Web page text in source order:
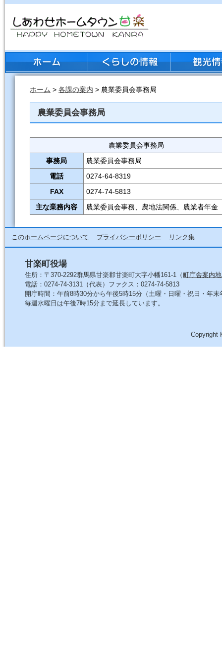
ホーム > 各課の案内 > 農業委員会事務局
農業委員会事務局
農業委員会事務局
事務局
農業委員会事務局
電話
0274-64-8319
FAX
0274-74-5813
主な業務内容
農業委員会事務、農地法関係、農業者年金
このホームページについて プライバシーポリシー リンク集
甘楽町役場
住所：〒370-2292群馬県甘楽郡甘楽町大字小幡161-1（町庁舎案内
電話：0274-74-3131（代表）ファクス：0274-74-5813
開庁時間：午前8時30分から午後5時15分（土曜・日曜・祝日・年末
毎週水曜日は午後7時15分まで延長しています。
Copyright